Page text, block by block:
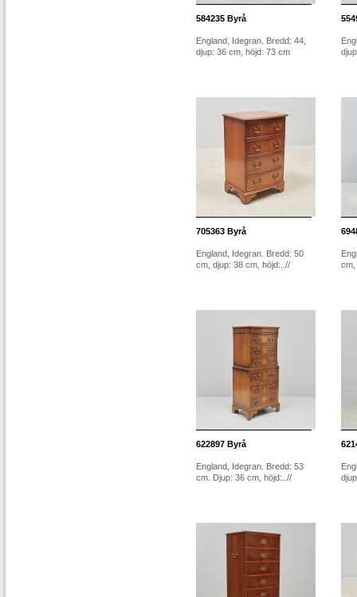
584235 Byrå
England, Idegran. Bredd: 44,
djup: 36 cm, höjd: 73 cm
705363 Byrå
England, Idegran. Bredd: 50
cm, djup: 38 cm, höjd:..//
cm,
622897 Byrå
England, Idegran. Bredd: 53
cm. Djup: 36 cm, höjd:..//